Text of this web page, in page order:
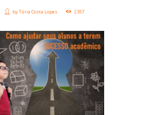
byTúria Costa Lopes
2357